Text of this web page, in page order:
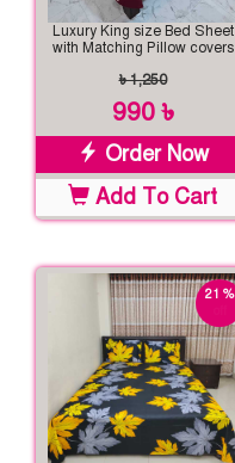
Luxury King size Bed Sheet
with Matching Pillow covers
৳ 1,250
990 ৳
Order Now
Add To Cart
21 %